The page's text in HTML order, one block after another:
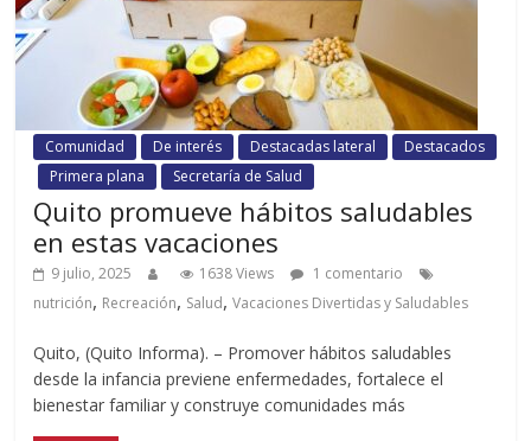
Comunidad De interés Destacadas lateral
Destacados
Primera plana
Secretaría de Salud
Quito promueve hábitos saludables
en estas vacaciones
9 julio, 2025 1638 Views
1 comentario
nutrición, Recreación, Salud,Vacaciones Divertidas y Saludables
Quito, (Quito Informa). – Promover hábitos saludables
desde la infancia previene enfermedades, fortalece el
bienestar familiar y construye comunidades más